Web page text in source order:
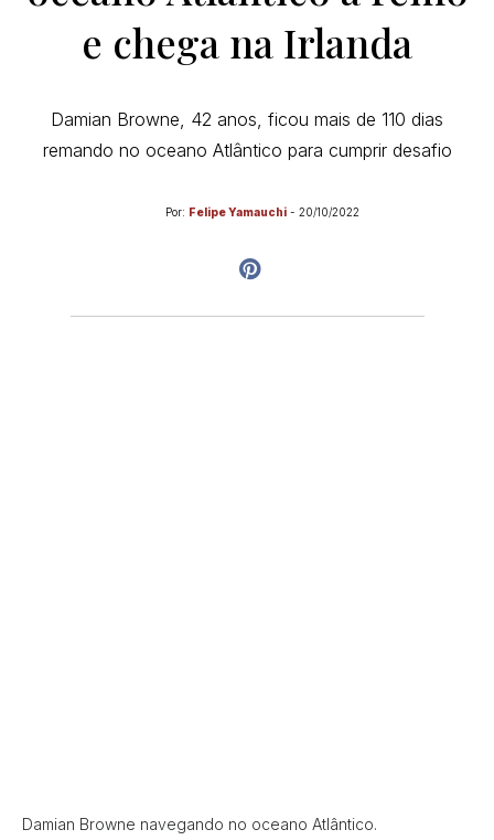
e chega na Irlanda
Damian Browne, 42 anos, ficou mais de 110 dias
remando no oceano Atlântico para cumprir desafio
Por: Felipe Yamauchi - 20/10/2022
Damian Browne navegando no oceano Atlântico.